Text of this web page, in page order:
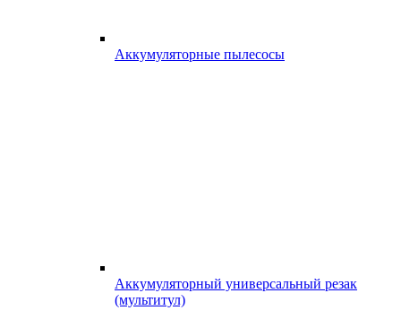
Аккумуляторные пылесосы
Аккумуляторный универсальный резак
(мультитул)